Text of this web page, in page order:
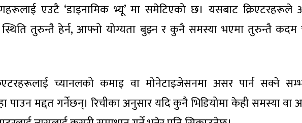
एउटै ‘डाइनामिक भ्यू’ मा समेटिएको छ। यसबाट क्रिएटरहरूले
स्थिति तुरुन्तै हेर्न, आफ्नो योग्यता बुझ्न र कुनै समस्या भएमा तुरुन्तै कदम
च्यानलको कमाइ वा मोनेटाइजेसनमा असर पार्न सक्ने
मद्दत गर्नेछन्। रिचीका अनुसार यदि कुनै भिडियोमा केही समस्या वा